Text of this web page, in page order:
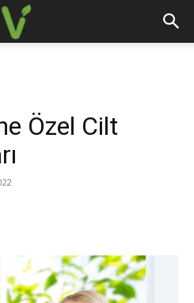
Özel Cilt